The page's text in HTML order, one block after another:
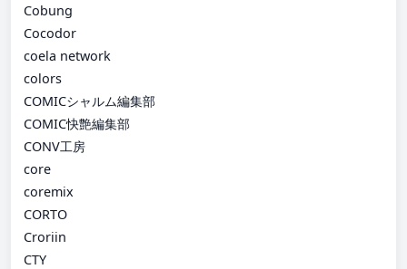
Cobung
Cocodor
coela network
colors
COMICシャルム編集部
COMIC快艶編集部
CONV工房
core
coremix
CORTO
Croriin
CTY